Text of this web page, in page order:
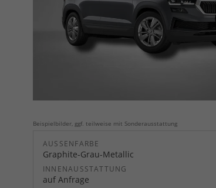
Beispielbilder, ggf. teilweise mit Sonderausstattung
AUSSENFARBE
Graphite-Grau-Metallic
INNENAUSSTATTUNG
auf Anfrage